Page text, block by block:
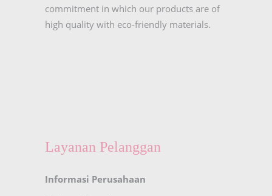
commitment in which our products are of
high quality with eco-friendly materials.
Layanan Pelanggan
Informasi Perusahaan